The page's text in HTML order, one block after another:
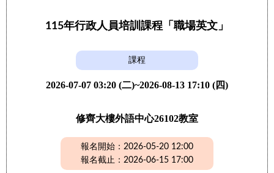
115年行政人員培訓課程「職場英文」
課程
2026-07-07 03:20 (二)~2026-08-13 17:10 (四)
修齊大樓外語中心26102教室
報名開始：2026-05-20 12:00
報名截止：2026-06-15 17:00